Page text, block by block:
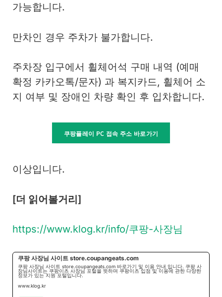
가능합니다.
만차인 경우 주차가 불가합니다.
주차장 입구에서 휠체어석 구매 내역 (예매
확정 카카오톡/문자) 과 복지카드, 휠체어 소
지 여부 및 장애인 차량 확인 후 입차합니다.
쿠팡플레이 PC 접속 주소 바로가기
이상입니다.
[더 읽어볼거리]
https://www.klog.kr/info/쿠팡-사장님
쿠팡 사장님 사이트 store.coupangeats.com
쿠팡 사장님 사이트 store.coupangeats.com 바로가기 및 이용 안내 입니다. 쿠팡 사
장님사이트는 쿠팡이츠 사장님 포털을 뜻하며 쿠팡이츠 입점 및 이용에 관한 다양한
정보가 있는 지원 포털입니다.
www.klog.kr